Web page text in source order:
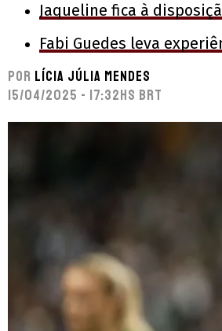
Jaqueline fica à
Fabi Guedes leva
Por Lícia Júlia Mendes
15/04/2025 - 17:32hs BRT